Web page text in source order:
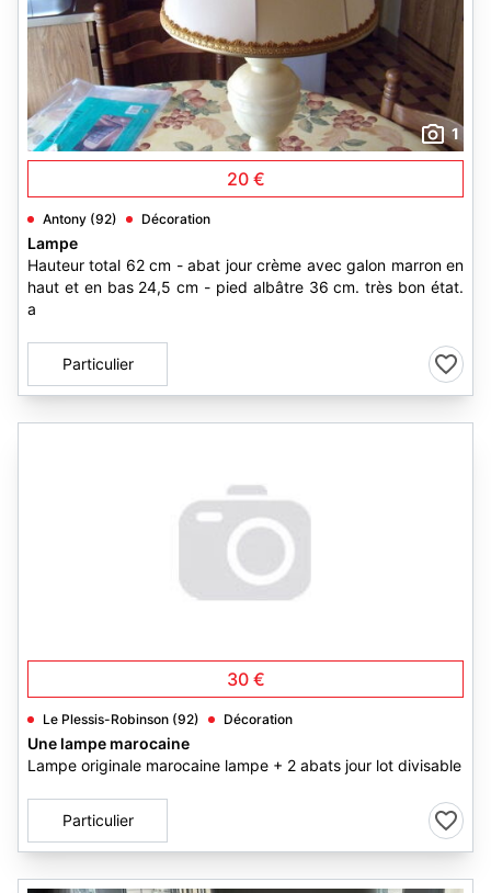
1
20 €
Antony (92) Décoration
Lampe
Hauteur total 62 cm - abat jour crème avec galon marron en
haut et en bas 24,5 cm - pied albâtre 36 cm. très bon état.
a
Particulier
30 €
Le Plessis-Robinson (92) Décoration
Une lampe marocaine
Lampe originale marocaine lampe + 2 abats jour lot divisable
Particulier